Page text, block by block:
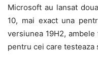
Microsoft au lansat
10, mai exact una
versiunea 19H2,
pentru cei care testeaza